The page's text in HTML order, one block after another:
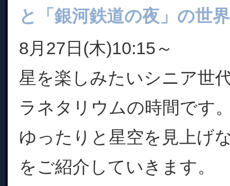
と「銀河鉄道の夜」の世
8月27日(木)10:15～
星を楽しみたいシニア世
ラネタリウムの時間です
ゆったりと星空を見上げ
をご紹介していきます。